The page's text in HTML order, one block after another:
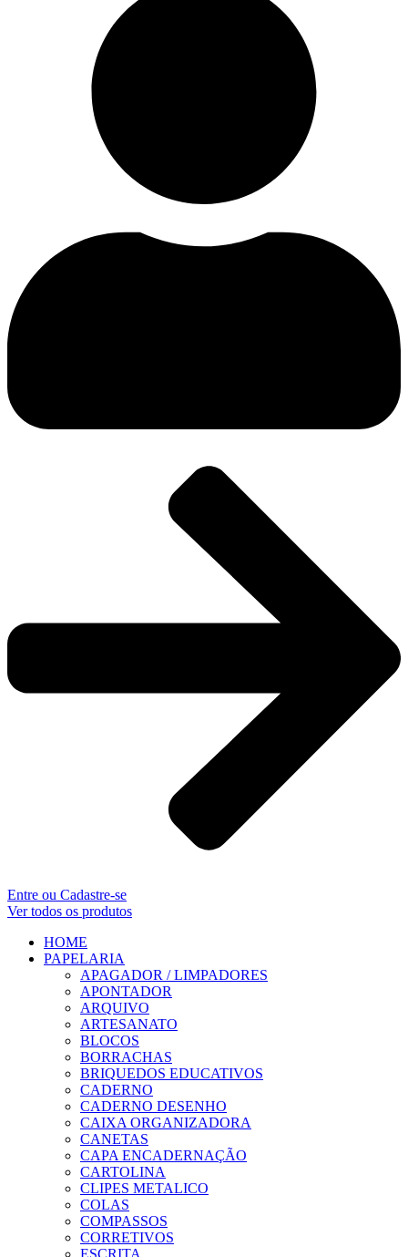
Entre ou Cadastre-se
Ver todos os produtos
HOME
PAPELARIA
APAGADOR / LIMPADORES
APONTADOR
ARQUIVO
ARTESANATO
BLOCOS
BORRACHAS
BRIQUEDOS EDUCATIVOS
CADERNO
CADERNO DESENHO
CAIXA ORGANIZADORA
CANETAS
CAPA ENCADERNAÇÃO
CARTOLINA
CLIPES METALICO
COLAS
COMPASSOS
CORRETIVOS
ESCRITA